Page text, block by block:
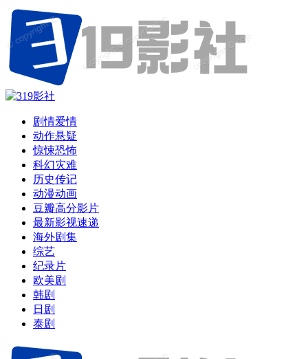
剧情爱情
动作悬疑
惊悚恐怖
科幻灾难
历史传记
动漫动画
豆瓣高分影片
最新影视速递
海外剧集
综艺
纪录片
欧美剧
韩剧
日剧
泰剧